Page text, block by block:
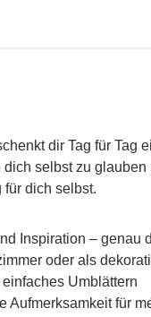
dir Tag für Tag
selbst zu
dich selbst.
Inspiration – genau
oder als
Umblättern
für